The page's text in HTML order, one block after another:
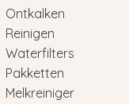
Ontkalken
Reinigen
Waterfilters
Pakketten
Melkreiniger